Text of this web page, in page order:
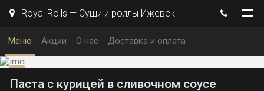
Royal Rolls — Суши и роллы Ижевск
Меню Акции О нас Доставка и оплата
Паста с курицей в сливочном соусе